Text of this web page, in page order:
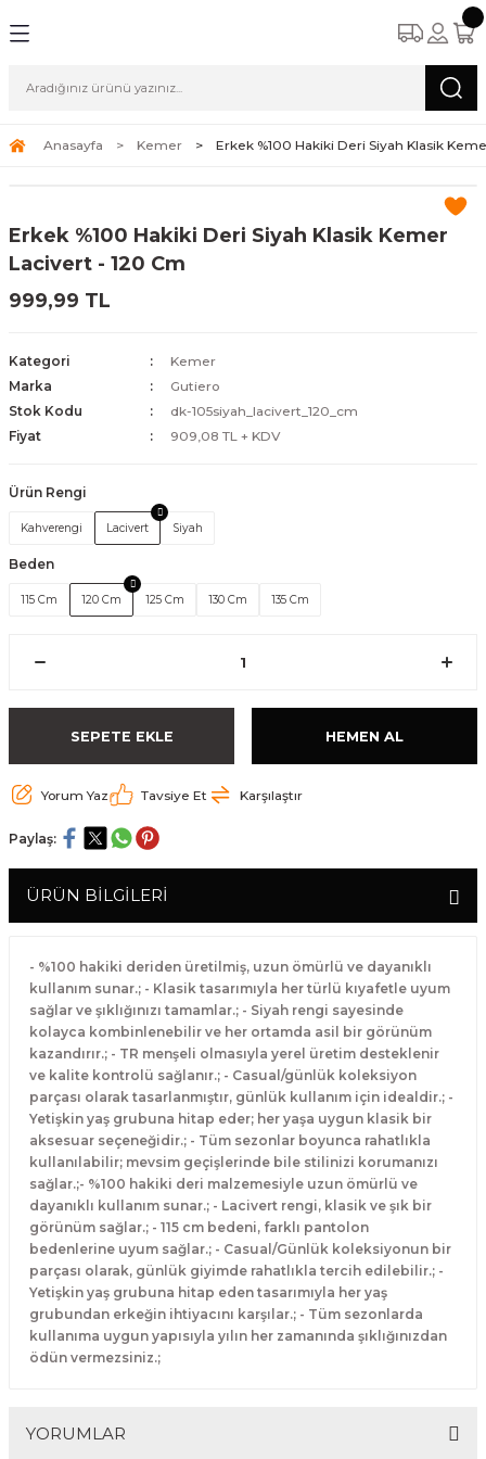
Anasayfa Kemer Erkek %100 Hakiki Deri Siyah Klasik
Erkek %100 Hakiki Deri Siyah Klasik Kemer
Lacivert - 120 Cm
999,99 TL
Kategori
Kemer
Marka
Gutiero
Stok Kodu
dk-105siyah_lacivert_120_cm
Fiyat
909,08 TL + KDV
Ürün Rengi
Kahverengi Lacivert Siyah
Beden
115 Cm 120 Cm 125 Cm 130 Cm 135 Cm
SEPETE EKLE HEMEN AL
Yorum Yaz Tavsiye Et Karşılaştır
Paylaş:
ÜRÜN BİLGİLERİ
- %100 hakiki deriden üretilmiş, uzun ömürlü ve dayanıklı
kullanım sunar.; - Klasik tasarımıyla her türlü kıyafetle uyum
sağlar ve şıklığınızı tamamlar.; - Siyah rengi sayesinde
kolayca kombinlenebilir ve her ortamda asil bir görünüm
kazandırır.; - TR menşeli olmasıyla yerel üretim desteklenir
ve kalite kontrolü sağlanır.; - Casual/günlük koleksiyon
parçası olarak tasarlanmıştır, günlük kullanım için idealdir.; -
Yetişkin yaş grubuna hitap eder; her yaşa uygun klasik bir
aksesuar seçeneğidir.; - Tüm sezonlar boyunca rahatlıkla
kullanılabilir; mevsim geçişlerinde bile stilinizi korumanızı
sağlar.;- %100 hakiki deri malzemesiyle uzun ömürlü ve
dayanıklı kullanım sunar.; - Lacivert rengi, klasik ve şık bir
görünüm sağlar.; - 115 cm bedeni, farklı pantolon
bedenlerine uyum sağlar.; - Casual/Günlük koleksiyonun bir
parçası olarak, günlük giyimde rahatlıkla tercih edilebilir.; -
Yetişkin yaş grubuna hitap eden tasarımıyla her yaş
grubundan erkeğin ihtiyacını karşılar.; - Tüm sezonlarda
kullanıma uygun yapısıyla yılın her zamanında şıklığınızdan
ödün vermezsiniz.;
YORUMLAR